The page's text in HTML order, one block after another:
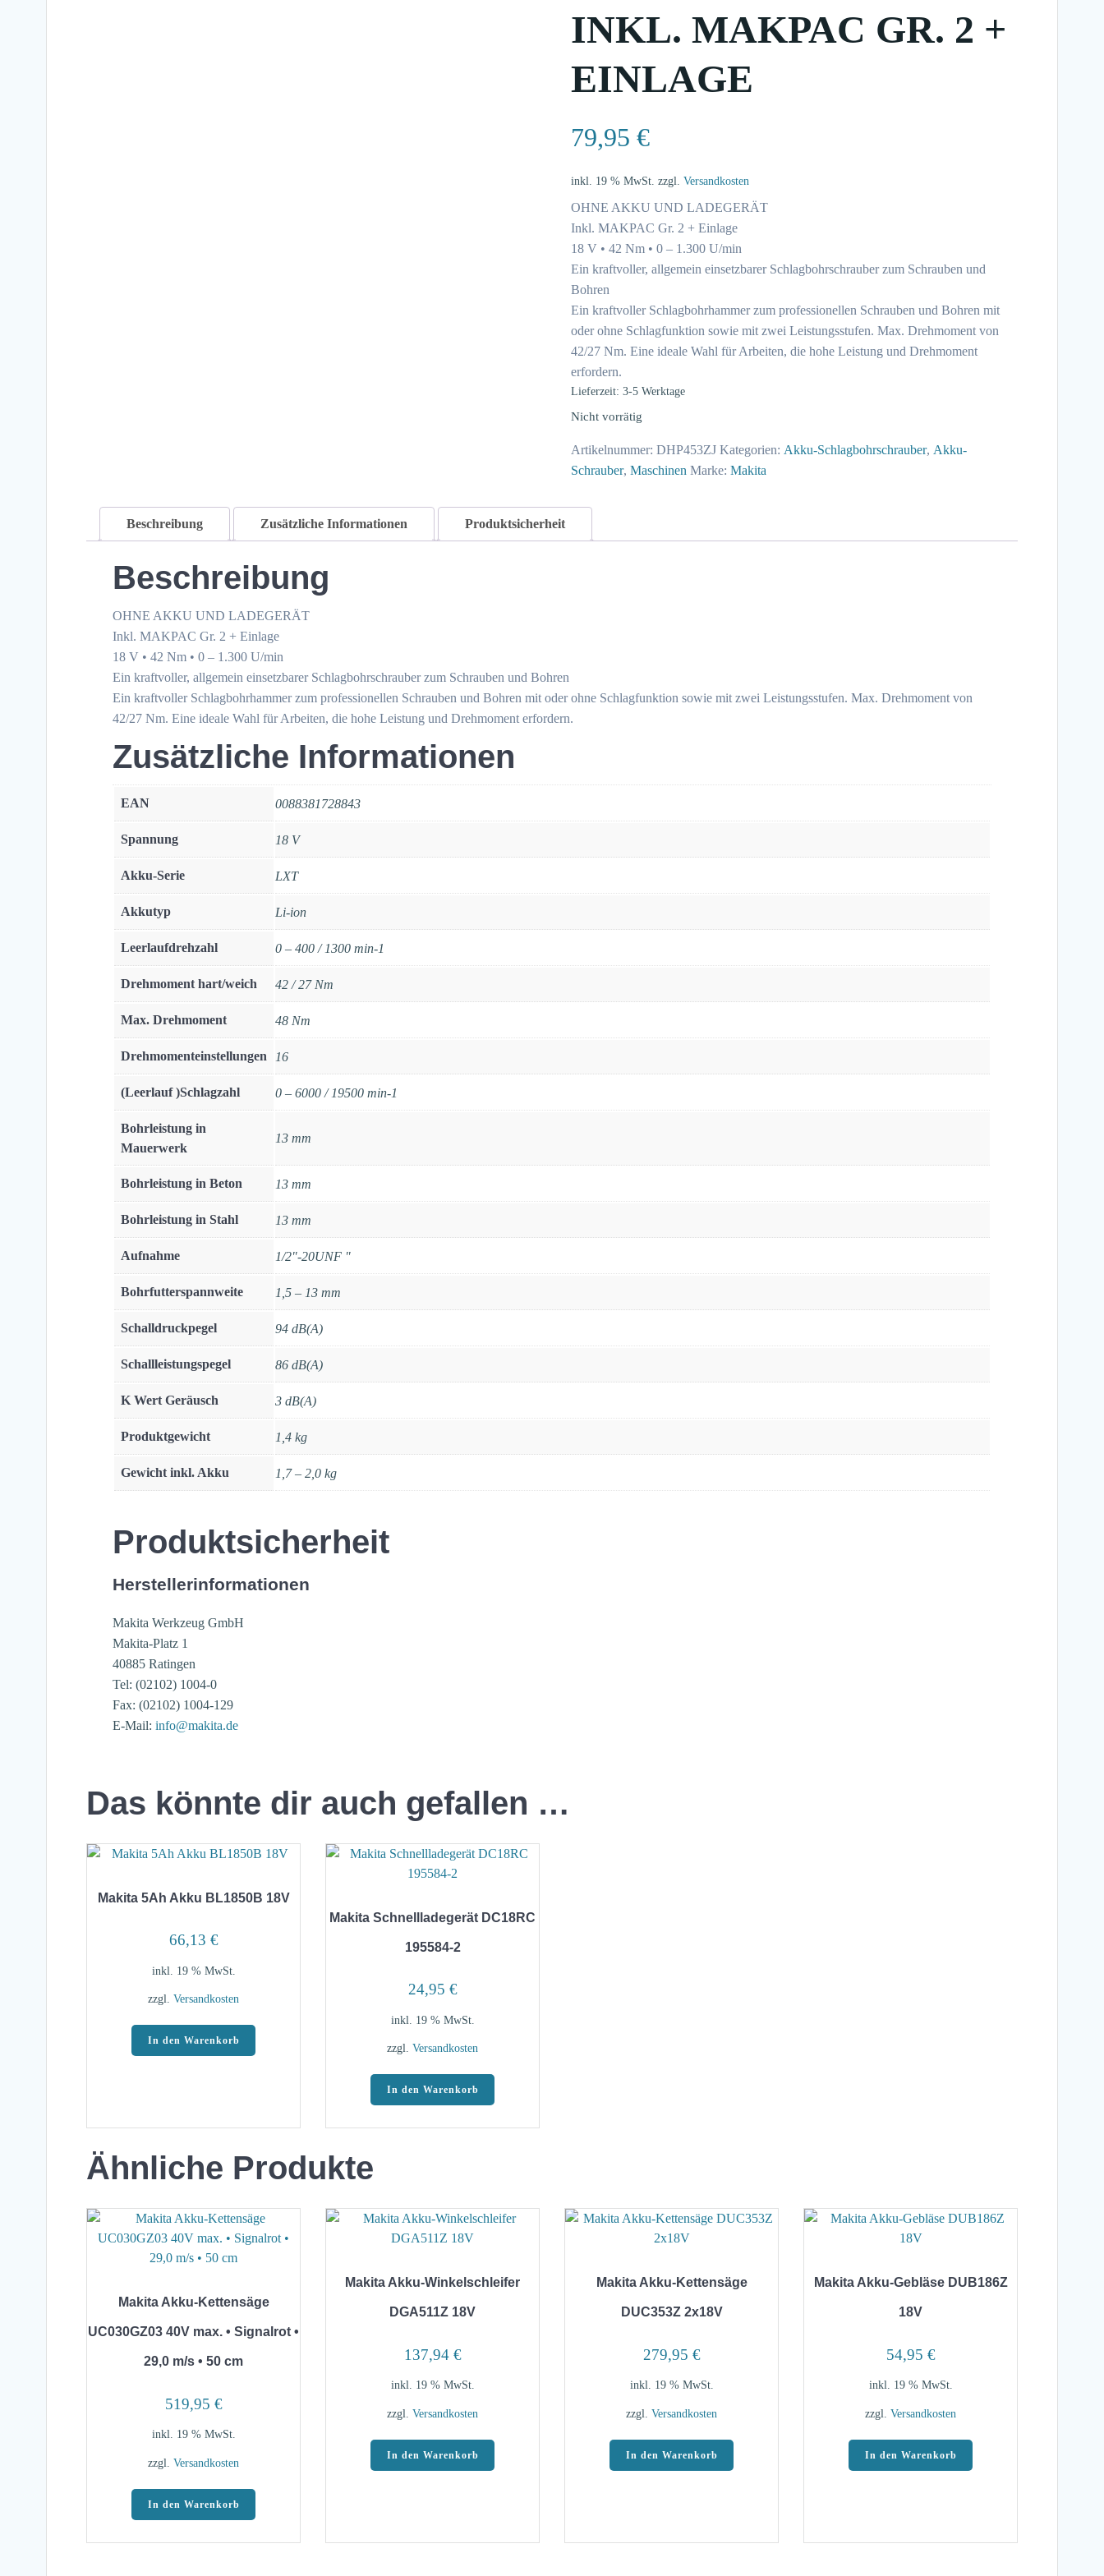
INKL. MAKPAC GR. 2 +
EINLAGE
79,95 €
inkl. 19 % MwSt. zzgl. Versandkosten
OHNE AKKU UND LADEGERÄT
Inkl. MAKPAC Gr. 2 + Einlage
18 V • 42 Nm • 0 – 1.300 U/min
Ein kraftvoller, allgemein einsetzbarer Schlagbohrschrauber zum Schrauben und
Bohren
Ein kraftvoller Schlagbohrhammer zum professionellen Schrauben und Bohren mit
oder ohne Schlagfunktion sowie mit zwei Leistungsstufen. Max. Drehmoment von
42/27 Nm. Eine ideale Wahl für Arbeiten, die hohe Leistung und Drehmoment
erfordern.
Lieferzeit: 3-5 Werktage
Nicht vorrätig
Artikelnummer: DHP453ZJ Kategorien: Akku-Schlagbohrschrauber, Akku-
Schrauber, Maschinen Marke: Makita
Beschreibung Zusätzliche Informationen Produktsicherheit
Beschreibung
OHNE AKKU UND LADEGERÄT
Inkl. MAKPAC Gr. 2 + Einlage
18 V • 42 Nm • 0 – 1.300 U/min
Ein kraftvoller, allgemein einsetzbarer Schlagbohrschrauber zum Schrauben und Bohren
Ein kraftvoller Schlagbohrhammer zum professionellen Schrauben und Bohren mit oder ohne Schlagfunktion sowie mit zwei Leistungsstufen. Max. Drehmoment von
42/27 Nm. Eine ideale Wahl für Arbeiten, die hohe Leistung und Drehmoment erfordern.
Zusätzliche Informationen
EAN 0088381728843
Spannung 18 V
Akku-Serie LXT
Akkutyp Li-ion
Leerlaufdrehzahl 0 – 400 / 1300 min-1
Drehmoment hart/weich 42 / 27 Nm
Max. Drehmoment 48 Nm
Drehmomenteinstellungen 16
(Leerlauf )Schlagzahl 0 – 6000 / 19500 min-1
Bohrleistung in
Mauerwerk
13 mm
Bohrleistung in Beton 13 mm
Bohrleistung in Stahl 13 mm
Aufnahme 1/2"-20UNF "
Bohrfutterspannweite 1,5 – 13 mm
Schalldruckpegel 94 dB(A)
Schallleistungspegel 86 dB(A)
K Wert Geräusch 3 dB(A)
Produktgewicht 1,4 kg
Gewicht inkl. Akku 1,7 – 2,0 kg
Produktsicherheit
Herstellerinformationen
Makita Werkzeug GmbH
Makita-Platz 1
40885 Ratingen
Tel: (02102) 1004-0
Fax: (02102) 1004-129
E-Mail: info@makita.de
Das könnte dir auch gefallen …
Makita 5Ah Akku BL1850B 18V
66,13 €
inkl. 19 % MwSt.
zzgl. Versandkosten
In den Warenkorb
Makita Schnellladegerät DC18RC
195584-2
24,95 €
inkl. 19 % MwSt.
zzgl. Versandkosten
In den Warenkorb
Ähnliche Produkte
Makita Akku-Kettensäge
UC030GZ03 40V max. • Signalrot •
29,0 m/s • 50 cm
519,95 €
inkl. 19 % MwSt.
zzgl. Versandkosten
In den Warenkorb
Makita Akku-Winkelschleifer
DGA511Z 18V
137,94 €
inkl. 19 % MwSt.
zzgl. Versandkosten
In den Warenkorb
Makita Akku-Kettensäge
DUC353Z 2x18V
279,95 €
inkl. 19 % MwSt.
zzgl. Versandkosten
In den Warenkorb
Makita Akku-Gebläse DUB186Z
18V
54,95 €
inkl. 19 % MwSt.
zzgl. Versandkosten
In den Warenkorb